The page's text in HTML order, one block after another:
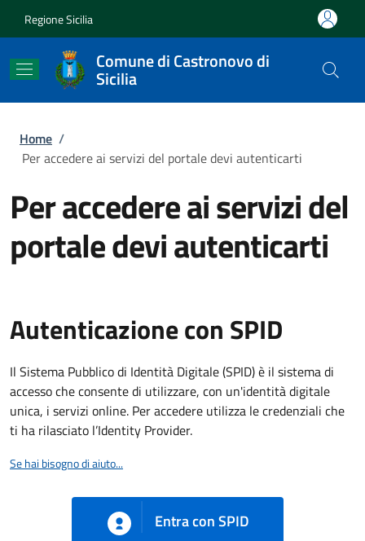
Regione Sicilia
Comune di Castronovo di
Sicilia
Briciole di pane
Home /
Per accedere ai servizi del portale devi autenticarti
Per accedere ai servizi del
portale devi autenticarti
Autenticazione con SPID
Il Sistema Pubblico di Identità Digitale (SPID) è il sistema di
accesso che consente di utilizzare, con un'identità digitale
unica, i servizi online. Per accedere utilizza le credenziali che
ti ha rilasciato l’Identity Provider.
Se hai bisogno di aiuto...
Entra con SPID